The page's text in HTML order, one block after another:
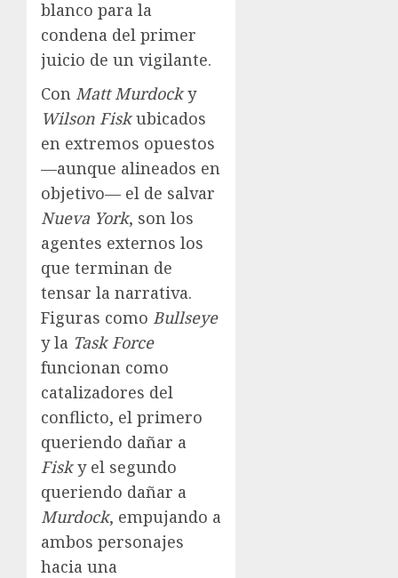
blanco para la
condena del primer
juicio de un vigilante.
Con Matt Murdocky
Wilson Fiskubicados
en extremos opuestos
—aunque alineados en
objetivo— el de salvar
Nueva York, son los
agentes externos los
que terminan de
tensar la narrativa.
Figuras como Bullseye
y la Task Force
funcionan como
catalizadores del
conflicto, el primero
queriendo dañar a
Fisky el segundo
queriendo dañar a
Murdock, empujando a
ambos personajes
hacia una